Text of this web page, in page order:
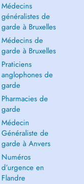
Médecins
généralistes de
garde à Bruxelles
Médecins de
garde à Bruxelles
Praticiens
anglophones de
garde
Pharmacies de
garde
Médecin
Généraliste de
garde à Anvers
Numéros
d’urgence en
Flandre